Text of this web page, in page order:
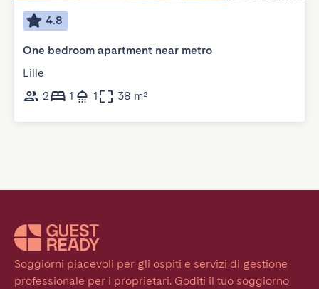
4.8
One bedroom apartment near metro
Lille
2
1 1 38 m²
Soggiorni piacevoli per gli ospiti e servizi di gestione
professionale per i proprietari. Goditi il tuo soggiorno